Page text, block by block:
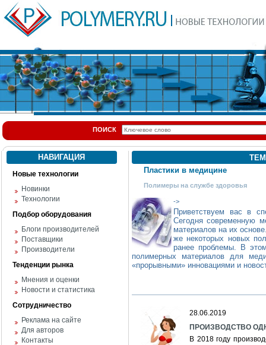
ПОИСК
НАВИГАЦИЯ
Новые технологии
Новинки
Технологии
Подбор оборудования
Блоги производителей
Поставщики
Производители
Тенденции рынка
Мнения и оценки
Новости и статистика
Сотрудничество
Реклама на сайте
Для авторов
Контакты
Пластики в медицине
Полимеры на службе здоровья
->
Приветствуем вас в
Сегодня современную
материалов на их
же некоторых новых
ранее проблемы. В
полимерных материалов для
«прорывными» инновациями и
28.06.2019
ПРОИЗВОДСТВО
В 2018 году